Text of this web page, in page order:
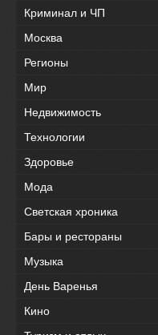
Криминал и ЧП
Москва
Регионы
Мир
Недвижимость
Технологии
Здоровье
Мода
Светская хроника
Бары и рестораны
Музыка
День Варенья
Кино